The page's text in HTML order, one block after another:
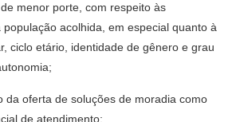
menor porte, com respeito às
acolhida, em especial quanto à
ciclo etário, identidade de gênero e grau
da oferta de soluções de moradia como
de atendimento;